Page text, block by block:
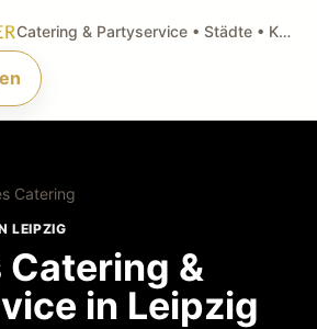
Catering & Partyservice • Städte • Küchenarten • Anfragen
Catering
LEIPZIG
Catering &
in Leipzig